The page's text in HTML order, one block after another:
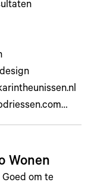
Wonen
om te